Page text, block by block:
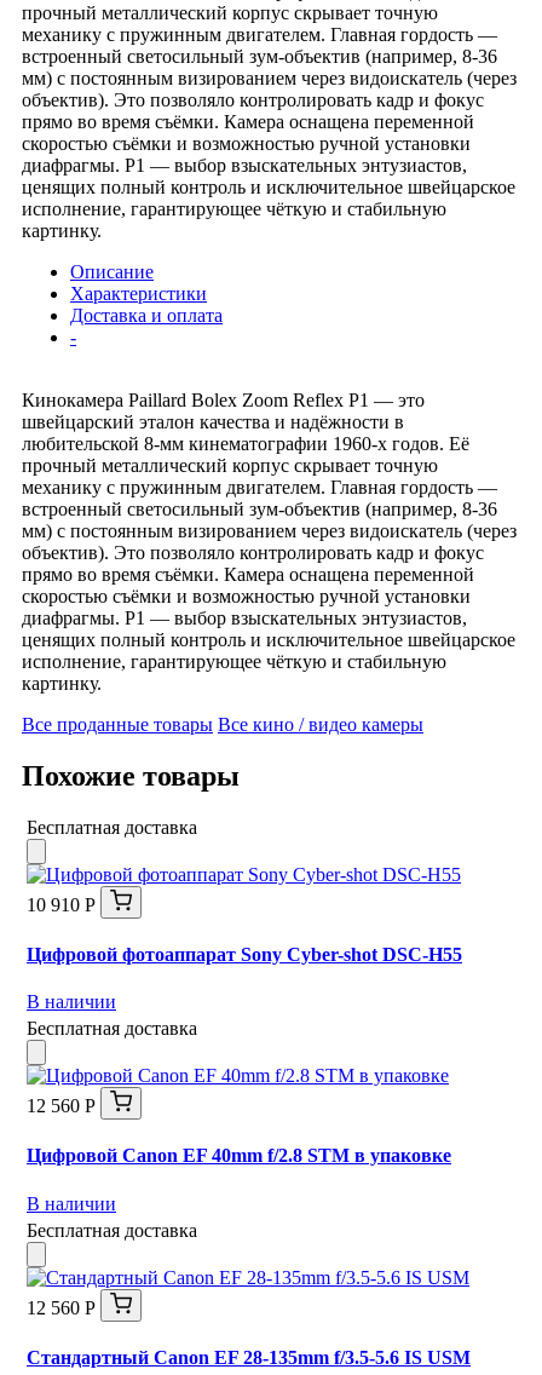
прочный металлический корпус скрывает точную
механику с пружинным двигателем. Главная гордость —
встроенный светосильный зум-объектив (например, 8-36
мм) с постоянным визированием через видоискатель (через
объектив). Это позволяло контролировать кадр и фокус
прямо во время съёмки. Камера оснащена переменной
скоростью съёмки и возможностью ручной установки
диафрагмы. P1 — выбор взыскательных энтузиастов,
ценящих полный контроль и исключительное швейцарское
исполнение, гарантирующее чёткую и стабильную
картинку.
Описание
Характеристики
Доставка и оплата
-
Кинокамера Paillard Bolex Zoom Reflex P1 — это
швейцарский эталон качества и надёжности в
любительской 8-мм кинематографии 1960-х годов. Её
прочный металлический корпус скрывает точную
механику с пружинным двигателем. Главная гордость —
встроенный светосильный зум-объектив (например, 8-36
мм) с постоянным визированием через видоискатель (через
объектив). Это позволяло контролировать кадр и фокус
прямо во время съёмки. Камера оснащена переменной
скоростью съёмки и возможностью ручной установки
диафрагмы. P1 — выбор взыскательных энтузиастов,
ценящих полный контроль и исключительное швейцарское
исполнение, гарантирующее чёткую и стабильную
картинку.
Все проданные товары Все кино / видео камеры
Похожие товары
Бесплатная доставка
10 910 Р
Цифровой фотоаппарат Sony Cyber-shot DSC-H55
В наличии
Бесплатная доставка
12 560 Р
Цифровой Canon EF 40mm f/2.8 STM в упаковке
В наличии
Бесплатная доставка
12 560 Р
Стандартный Canon EF 28-135mm f/3.5-5.6 IS USM